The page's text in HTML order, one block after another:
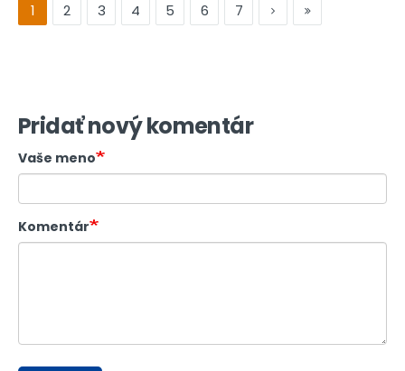
1 2 3 4 5 6 7
Pridať nový komentár
Vaše meno
Komentár